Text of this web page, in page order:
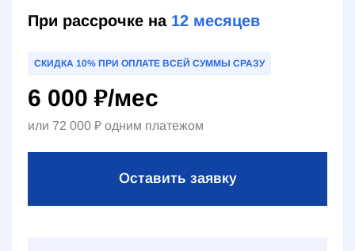
При рассрочке на 12 месяцев
СКИДКА 10% ПРИ ОПЛАТЕ ВСЕЙ СУММЫ СРАЗУ
6 000 ₽/мес
или 72 000 ₽ одним платежом
Оставить заявку